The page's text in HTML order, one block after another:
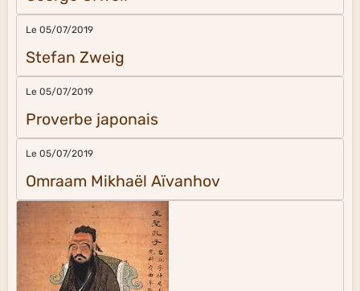
Le 05/07/2019
Stefan Zweig
Le 05/07/2019
Proverbe japonais
Le 05/07/2019
Omraam Mikhaël Aïvanhov